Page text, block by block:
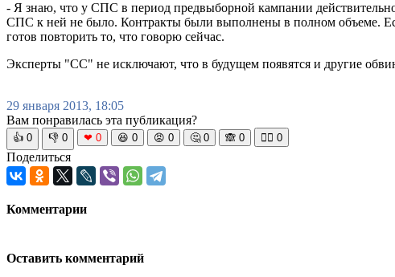
- Я знаю, что у СПС в период предвыборной кампании
СПС к ней не было. Контракты были выполнены в полном объеме.
готов повторить то, что говорю сейчас.
Эксперты "СС" не исключают, что в будущем появятся и другие
29 января 2013, 18:05
Вам понравилась эта публикация?
👍 0 👎 0 ❤ 0 😆 0 😡 0 🤔 0 🙈 0 🧘‍♀️ 0
Поделиться
Комментарии
Оставить комментарий